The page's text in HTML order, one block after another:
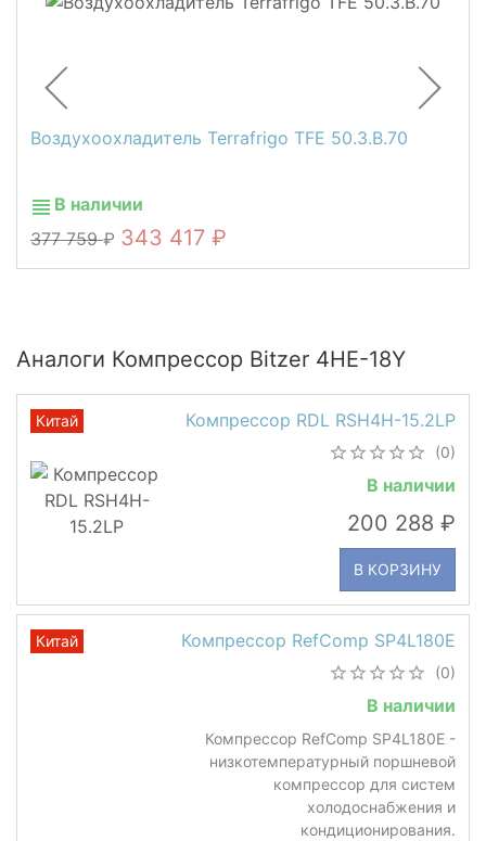
Воздухоохладитель Terrafrigo TFE 50.3.B.70
В наличии
377 759
343 417
Аналоги Компрессор Bitzer 4HE-18Y
Компрессор RDL RSH4H-15.2LP
(0)
В наличии
200 288
В КОРЗИНУ
Китай
Компрессор RefComp SP4L180E
(0)
В наличии
Компрессор RefComp SP4L180E -
низкотемпературный поршневой
компрессор для систем
холодоснабжения и
кондиционирования.
Китай